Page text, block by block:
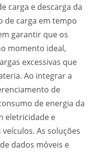
carga e descarga da
de carga em tempo
garantir que os
momento ideal,
excessivas que
Ao integrar a
de
de energia da
eletricidade e
As soluções
dados móveis e